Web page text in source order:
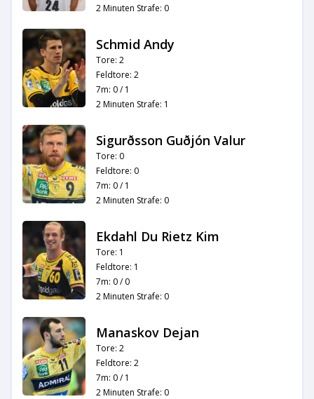
2 Minuten Strafe: 0
Schmid Andy
Tore: 2
Feldtore: 2
7m: 0 / 1
2 Minuten Strafe: 1
Sigurðsson Guðjón Valur
Tore: 0
Feldtore: 0
7m: 0 / 1
2 Minuten Strafe: 0
Ekdahl Du Rietz Kim
Tore: 1
Feldtore: 1
7m: 0 / 0
2 Minuten Strafe: 0
Manaskov Dejan
Tore: 2
Feldtore: 2
7m: 0 / 1
2 Minuten Strafe: 0